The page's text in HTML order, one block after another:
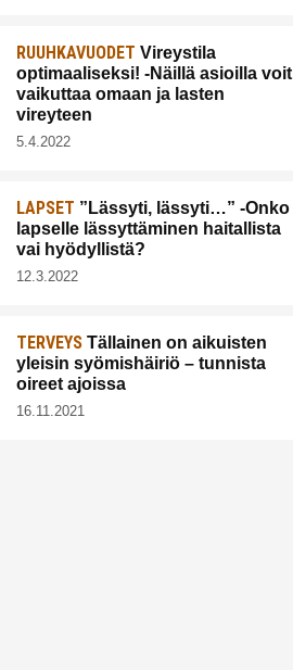
RUUHKAVUODET Vireystila
optimaaliseksi! -Näillä asioilla voit
vaikuttaa omaan ja lasten
vireyteen
5.4.2022
LAPSET ”Lässyti, lässyti…” -Onko
lapselle lässyttäminen haitallista
vai hyödyllistä?
12.3.2022
TERVEYS Tällainen on aikuisten
yleisin syömishäiriö – tunnista
oireet ajoissa
16.11.2021